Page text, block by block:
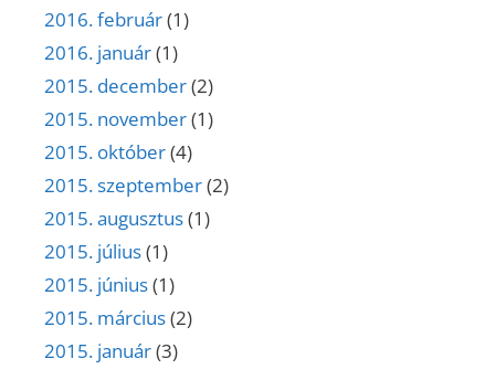
2016. február(1)
2016. január(1)
2015. december(2)
2015. november(1)
2015. október(4)
2015. szeptember(2)
2015. augusztus(1)
2015. július(1)
2015. június(1)
2015. március(2)
2015. január(3)